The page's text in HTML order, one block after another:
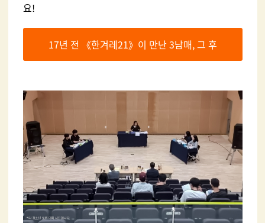
요!
17년 전 《한겨레21》이 만난 3남매, 그 후